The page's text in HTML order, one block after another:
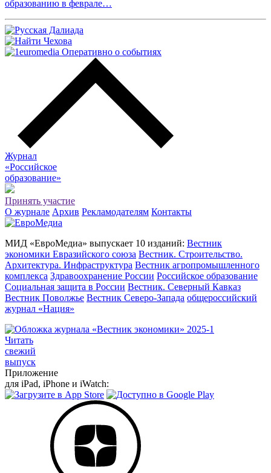
образованию в феврале…
Журнал
«Российское
образование»
Принять участие
О журнале Архив Рекламодателям Контакты
МИД «ЕвроМедиа» выпускает 10 изданий: Вестник
экономики Евразийского союза Вестник. Строительство.
Архитектура. Инфраструктура Вестник агропромышленного
комплекса Здравоохранение России Российское образование
Социальная защита в России Вестник. Северный Кавказ
Вестник Поволжье Вестник Северо-Запада общероссийский
журнал «Нация»
Читать
свежий
выпуск
Приложение
для iPad, iPhone и iWatch: